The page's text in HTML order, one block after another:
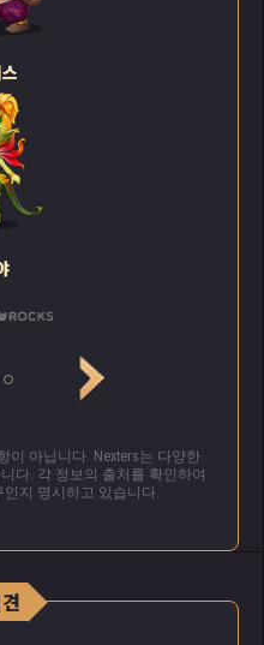
이 아닙니다. Nexters는 다양한
다. 각 정보의 출처를 확인하여
지 명시하고 있습니다.